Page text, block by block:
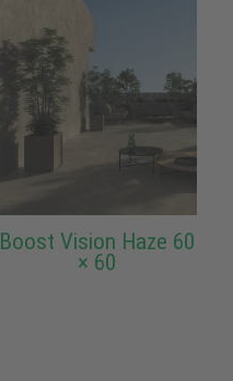
Boost Vision Haze 60
× 60